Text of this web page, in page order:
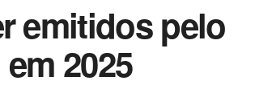
emitidos pelo
2025